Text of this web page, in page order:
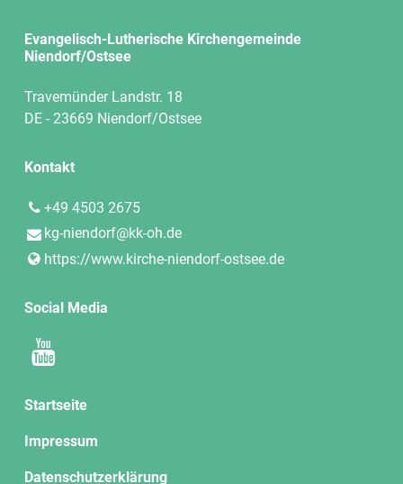
Evangelisch-Lutherische Kirchengemeinde
Niendorf/Ostsee
Travemünder Landstr. 18
DE - 23669 Niendorf/Ostsee
Kontakt
+49 4503 2675
kg-niendorf@​kk-oh.​de
https://www.​kirche-niendorf-ostsee.​de
Social Media
Startseite
Impressum
Datenschutzerklärung